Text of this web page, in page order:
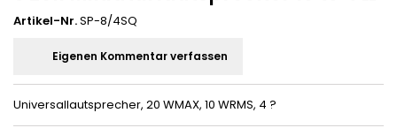
Artikel-Nr.SP-8/4SQ
Eigenen Kommentar verfassen
Universallautsprecher, 20 WMAX, 10 WRMS, 4 ?